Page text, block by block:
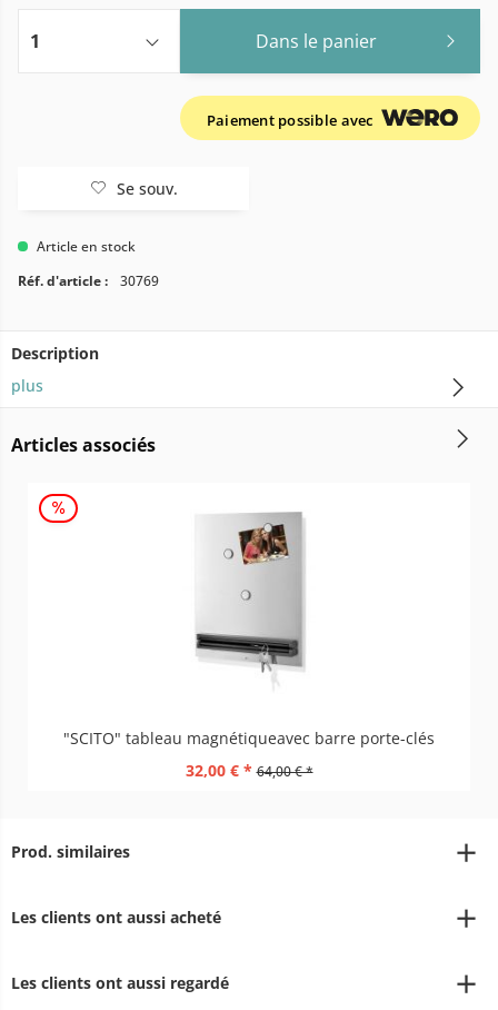
Dans le panier
Paiement possible avec
Se souv.
Article en stock
Réf. d'article :
30769
Description
plus
Articles associés
"SCITO" tableau magnétiqueavec barre porte-clés
32,00 € * 64,00 € *
Prod. similaires
Les clients ont aussi acheté
Les clients ont aussi regardé